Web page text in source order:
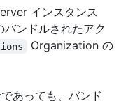
インスタンス
ンドルされたアク
Organization の
あっても、バンド